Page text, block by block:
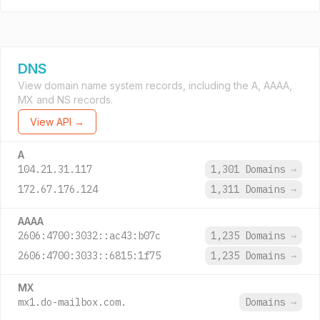
DNS
View domain name system records, including the A, AAAA,
MX and NS records.
View API →
A
104.21.31.117 1,301 Domains →
172.67.176.124
1,311 Domains →
AAAA
2606:4700:3032::ac43:b07c 1,235 Domains →
2606:4700:3033::6815:1f75
1,235 Domains →
MX
mx1.do-mailbox.com. Domains →